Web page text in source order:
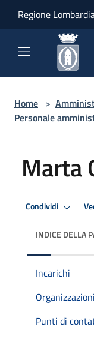
Regione
Home >
Personale
Marta
Condividi
INDICE DELLA
Incarichi
Organizzazioni
Punti di